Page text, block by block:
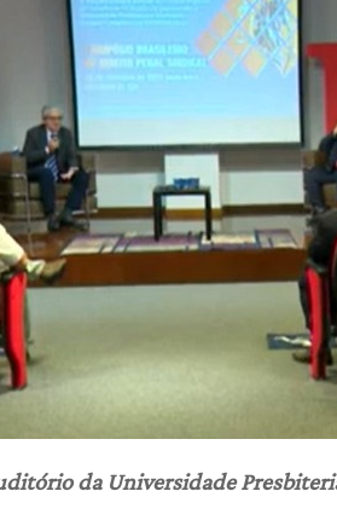
da Universidade